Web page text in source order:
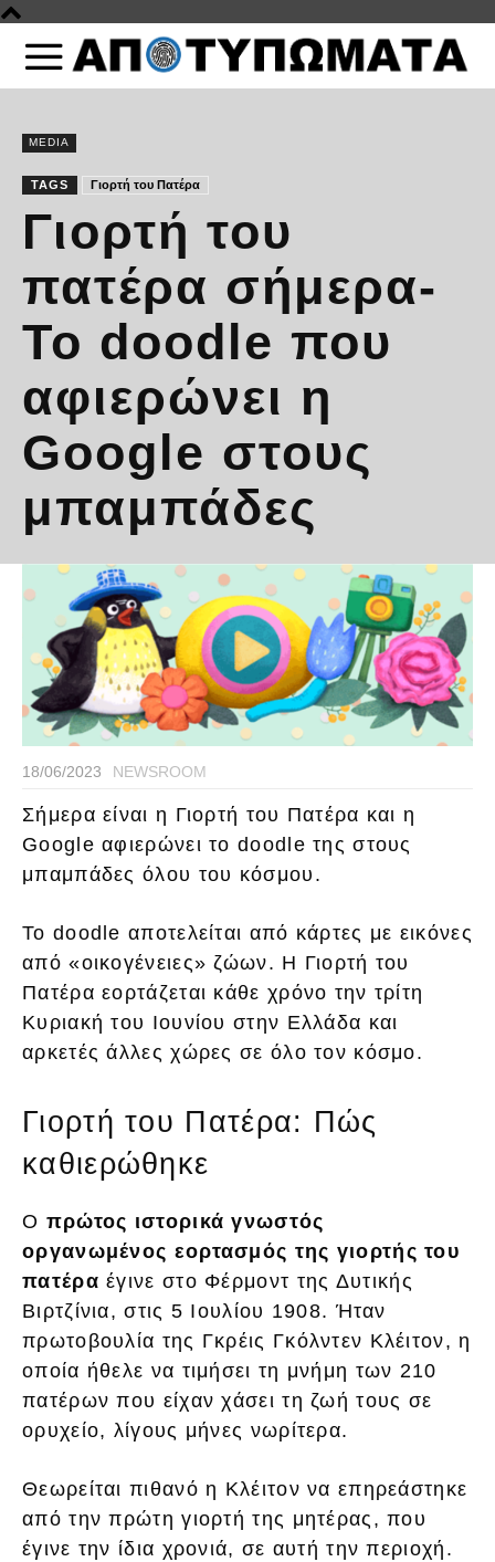
MEDIA
TAGS Γιορτή του Πατέρα
Γιορτή του
πατέρα σήμερα-
Το doodle που
αφιερώνει η
Google στους
μπαμπάδες
18/06/2023 NEWSROOM
Σήμερα είναι η Γιορτή του Πατέρα και η
Google αφιερώνει το doodle της στους
μπαμπάδες όλου του κόσμου.
Το doodle αποτελείται από κάρτες με εικόνες
από «οικογένειες» ζώων. Η Γιορτή του
Πατέρα εορτάζεται κάθε χρόνο την τρίτη
Κυριακή του Ιουνίου στην Ελλάδα και
αρκετές άλλες χώρες σε όλο τον κόσμο.
Γιορτή του Πατέρα: Πώς
καθιερώθηκε
Ο πρώτος ιστορικά γνωστός
οργανωμένος εορτασμός της γιορτής του
πατέρα έγινε στο Φέρμοντ της Δυτικής
Βιρτζίνια, στις 5 Ιουλίου 1908. Ήταν
πρωτοβουλία της Γκρέις Γκόλντεν Κλέιτον, η
οποία ήθελε να τιμήσει τη μνήμη των 210
πατέρων που είχαν χάσει τη ζωή τους σε
ορυχείο, λίγους μήνες νωρίτερα.
Θεωρείται πιθανό η Κλέιτον να επηρεάστηκε
από την πρώτη γιορτή της μητέρας, που
έγινε την ίδια χρονιά, σε αυτή την περιοχή.